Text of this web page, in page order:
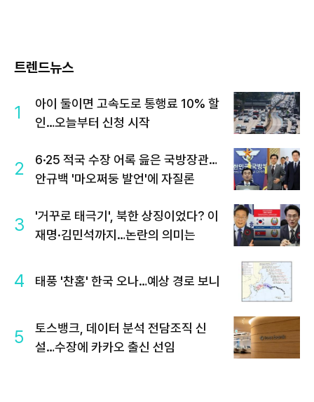
트렌드뉴스
1
아이 둘이면 고속도로 통행료 10% 할
인…오늘부터 신청 시작
2
6·25 적국 수장 어록 읊은 국방장관…
안규백 '마오쩌둥 발언'에 자질론
3
'거꾸로 태극기', 북한 상징이었다? 이
재명·김민석까지…논란의 의미는
4 태풍 '찬홈' 한국 오나…예상 경로 보니
5
토스뱅크, 데이터 분석 전담조직 신
설…수장에 카카오 출신 선임